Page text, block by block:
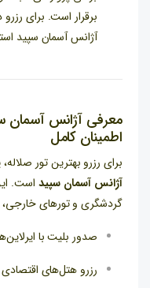
برقرار است. برای
آژانس آسمان سپید
معرفی آژانس آسمان
اطمینان کامل
برای رزرو بهترین تور
آژانس آسمان سپید است.
گردشگری و تورهای
صدور بلیت با
رزرو هتل‌های